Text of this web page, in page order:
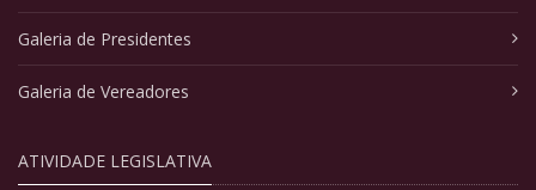
Galeria de Presidentes
Galeria de Vereadores
ATIVIDADE LEGISLATIVA